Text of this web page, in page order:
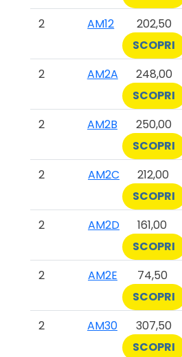
2
AM12 202,50
SCOPRI
2
AM2A 248,00
SCOPRI
2
AM2B 250,00
SCOPRI
2
AM2C 212,00
SCOPRI
2
AM2D 161,00
SCOPRI
2
AM2E 74,50
SCOPRI
2
AM30 307,50
SCOPRI